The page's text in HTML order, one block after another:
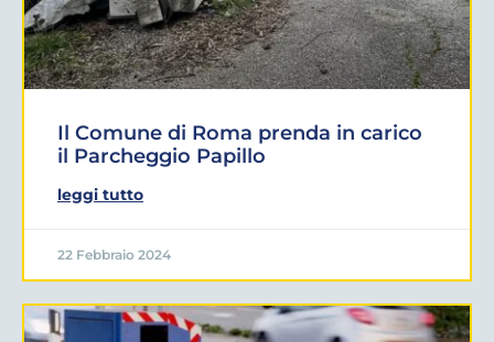
Il Comune di Roma prenda in carico
il Parcheggio Papillo
leggi tutto
22 Febbraio 2024